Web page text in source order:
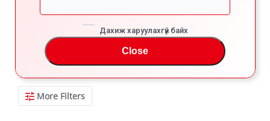
Дахиж харуулахгүй байх
Close
REVIEWS
Filter Reviews
More Filters